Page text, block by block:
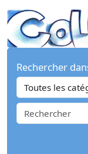
Rechercher